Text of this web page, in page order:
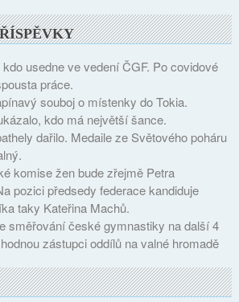
usedne ve vedení ČGF. Po covidové
práce.
souboj o místenky do Tokia.
kdo má největší šance.
dařilo. Medaile ze Světového poháru
komise žen bude zřejmě Petra
pozici předsedy federace kandiduje
taky Kateřina Machů.
směřování české gymnastiky na další 4
zástupci oddílů na valné hromadě